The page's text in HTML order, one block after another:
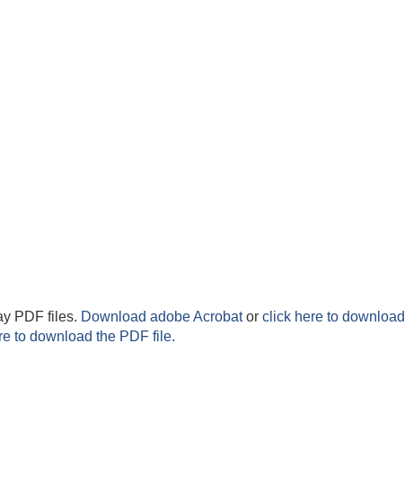
PDF files. Download adobe Acrobator click here to
to download the PDF file.